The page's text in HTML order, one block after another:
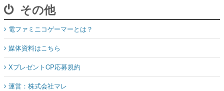
その他
電ファミニコゲーマーとは？
媒体資料はこちら
XプレゼントCP応募規約
運営：株式会社マレ